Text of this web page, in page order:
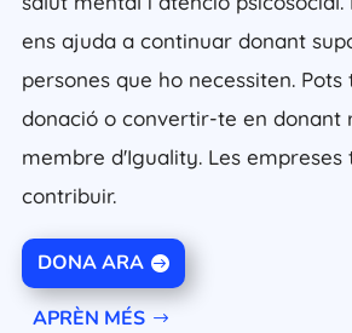
ens ajuda a continuar donant
persones que ho necessiten.
donació o convertir-te en donant
membre d'Iguality. Les empreses
contribuir.
DONA ARA
APRÈN MÉS